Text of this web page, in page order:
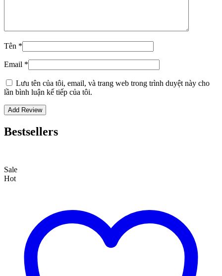
Tên *
Email *
Lưu tên của tôi, email, và trang web trong trình duyệt này cho
lần bình luận kế tiếp của tôi.
Bestsellers
Sale
Hot